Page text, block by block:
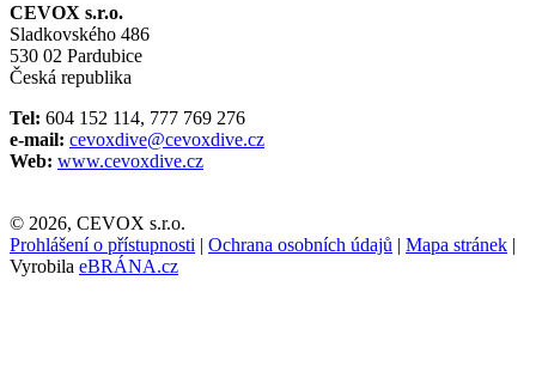
CEVOX s.r.o.
Sladkovského 486
530 02 Pardubice
Česká republika
Tel: 604 152 114, 777 769 276
e-mail: cevoxdive@cevoxdive.cz
Web: www.cevoxdive.cz
© 2026, CEVOX s.r.o.
Prohlášení o přístupnosti | Ochrana osobních údajů | Mapa stránek |
Vyrobila eBRÁNA.cz